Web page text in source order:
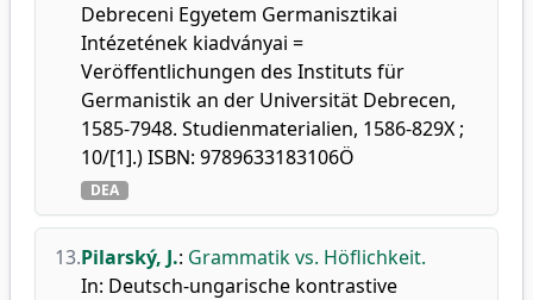
Debreceni Egyetem Germanisztikai
Intézetének kiadványai =
Veröffentlichungen des Instituts für
Germanistik an der Universität Debrecen,
1585-7948. Studienmaterialien, 1586-829X ;
10/[1].) ISBN: 9789633183106Ö
DEA
13.Pilarský, J.: Grammatik vs. Höflichkeit.
In: Deutsch-ungarische kontrastive